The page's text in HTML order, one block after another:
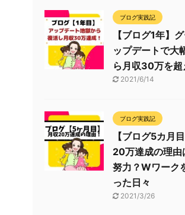
ブログ実践記
【ブログ1年】
ップデートで大
ら月収30万を超
2021/6/14
ブログ実践記
【ブログ5カ月
20万達成の理由
努力？Wワーク
った日々
2021/3/26